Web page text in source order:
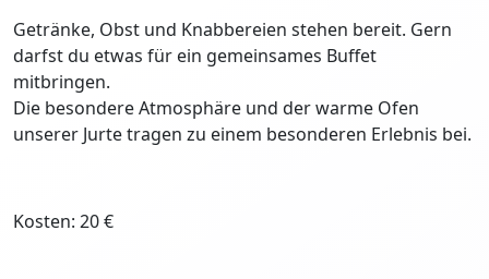
Getränke, Obst und Knabbereien stehen bereit. Gern
darfst du etwas für ein gemeinsames Buffet
mitbringen.
Die besondere Atmosphäre und der warme Ofen
unserer Jurte tragen zu einem besonderen Erlebnis bei.
Kosten: 20 €